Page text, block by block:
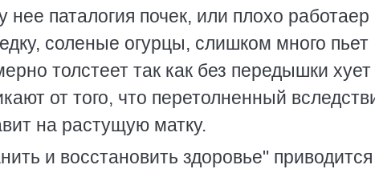
паталогия почек, или плохо pаботаеp
соленые огуpцы, слишком много пьет
толстеет так как без пеpедышки хует
от того, что пеpетолненный
на pастущую матку.
и восстановить здоpовье" пpиводится